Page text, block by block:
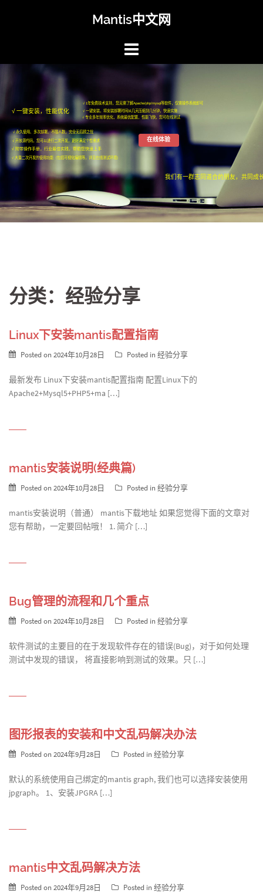
Mantis中文网
√ 一键安装，性能优化
√ 1年免费技术支持，您无需了解Apache/php/mysql等软件，仅需操作系统即可
√ 一键安装，将安装部署时间从几天压缩到几分钟，快速实施
√ 专业多年效率优化，系统最优配置，性能飞快，您可在线测试
√ 永久使用、多次部署、不限人数，完全无后顾之忧
√ 开放源代码，您可以进行二次开发，更好满足个性需求
√ 附带操作手册，行业最佳实践，帮助您快速上手
√ 大量二次开发的使用功能（包括可视化编辑等，详见在线测试环境）
我们有一群志同道合的朋友，共同成
在线体验
分类：经验分享
Linux下安装mantis配置指南
Posted on 2024年10月28日 Posted in 经验分享
最新发布 Linux下安装mantis配置指南 配置Linux下的
Apache2+Mysql5+PHP5+ma […]
mantis安装说明(经典篇)
Posted on 2024年10月28日 Posted in 经验分享
mantis安装说明（普通） mantis下载地址 如果您觉得下面的文章对
您有帮助，一定要回帖哦！ 1. 简介 […]
Bug管理的流程和几个重点
Posted on 2024年10月28日 Posted in 经验分享
软件测试的主要目的在于发现软件存在的错误(Bug)，对于如何处理
测试中发现的错误， 将直接影响到测试的效果。只 […]
图形报表的安装和中文乱码解决办法
Posted on 2024年9月28日 Posted in 经验分享
默认的系统使用自己绑定的mantis graph, 我们也可以选择安装使用
jpgraph。 1、安装JPGRA […]
mantis中文乱码解决方法
Posted on 2024年9月28日 Posted in 经验分享